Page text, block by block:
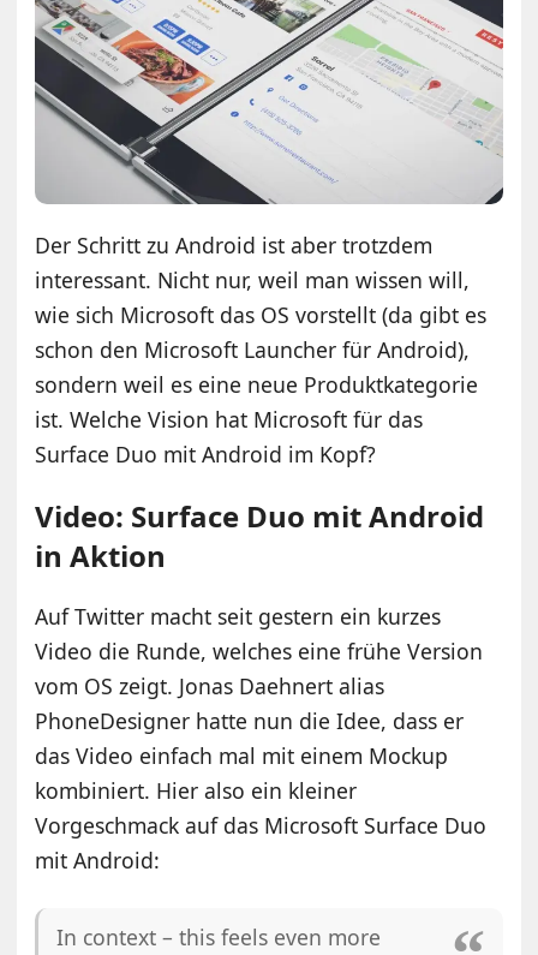
Der Schritt zu Android ist aber trotzdem
interessant. Nicht nur, weil man wissen will,
wie sich Microsoft das OS vorstellt (da gibt es
schon den Microsoft Launcher für Android),
sondern weil es eine neue Produktkategorie
ist. Welche Vision hat Microsoft für das
Surface Duo mit Android im Kopf?
Video: Surface Duo mit Android
in Aktion
Auf Twitter macht seit gestern ein kurzes
Video die Runde, welches eine frühe Version
vom OS zeigt. Jonas Daehnert alias
PhoneDesigner hatte nun die Idee, dass er
das Video einfach mal mit einem Mockup
kombiniert. Hier also ein kleiner
Vorgeschmack auf das Microsoft Surface Duo
mit Android:
In context – this feels even more